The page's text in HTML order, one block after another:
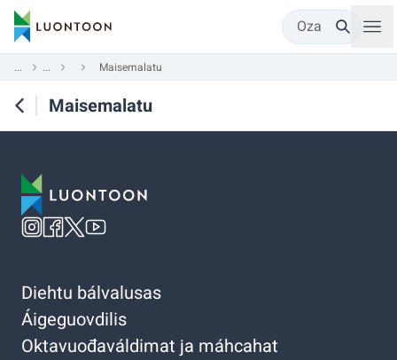
Oza
... ... Maisemalatu
Maisemalatu
Diehtu bálvalusas
Áigeguovdilis
Oktavuođaváldimat ja máhcahat